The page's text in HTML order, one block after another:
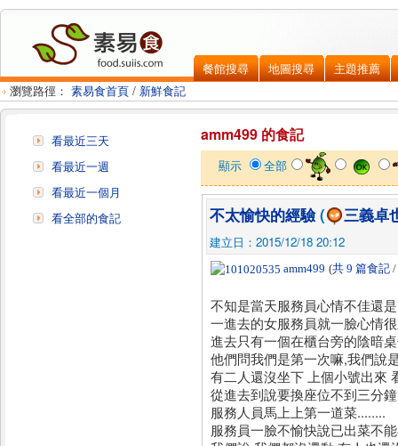
餐館搜尋 地圖搜尋
主題推薦
瀏覽路徑： 素易食首頁 / 新鮮食記
看最近三天
看最近一週
看最近一個月
看全部的食記
amm499 的食記
顯示 全部
不太愉快的經驗( 三義卓
建立日：2015/12/18 20:12
amm499 (共 9 篇食記 /
不知是當天服務員心情不佳還
一進去的女服務員就一臉心情
進去只有一個在櫃台旁的陰暗
他們問我們是第一次嘛,我們說
有二人還沒坐下 上個小號出來
從進去到說要換座位不到三分
服務人員馬上上第一道菜........
服務員一臉不愉快說已出菜不